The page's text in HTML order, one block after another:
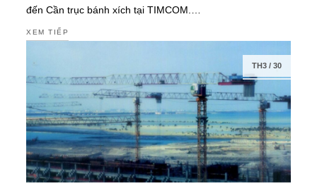
đến Cần trục bánh xích tại TIMCOM.…
XEM TIẾP
TH3/ 30